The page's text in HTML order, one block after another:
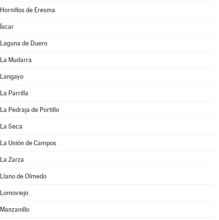
Hornillos de Eresma
Íscar
Laguna de Duero
La Mudarra
Langayo
La Parrilla
La Pedraja de Portillo
La Seca
La Unión de Campos
La Zarza
Llano de Olmedo
Lomoviejo
Manzanillo